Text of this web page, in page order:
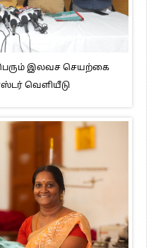
இலவச செயற்கை
வெளியீடு